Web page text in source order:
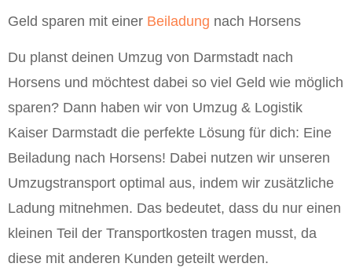
Geld sparen mit einer Beiladung nach Horsens
Du planst deinen Umzug von Darmstadt nach
Horsens und möchtest dabei so viel Geld wie möglich
sparen? Dann haben wir von Umzug & Logistik
Kaiser Darmstadt die perfekte Lösung für dich: Eine
Beiladung nach Horsens! Dabei nutzen wir unseren
Umzugstransport optimal aus, indem wir zusätzliche
Ladung mitnehmen. Das bedeutet, dass du nur einen
kleinen Teil der Transportkosten tragen musst, da
diese mit anderen Kunden geteilt werden.